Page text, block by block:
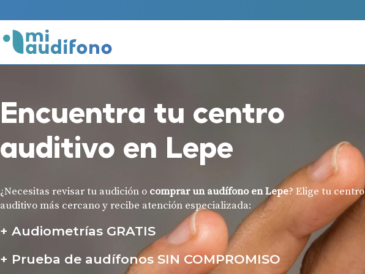
Encuentra tu centro
auditivo en Lepe
¿Necesitas revisar tu audición o comprar un audífono en Lepe? Elige tu centro
auditivo más cercano y recibe atención especializada:
Audiometrías GRATIS
Prueba de audífonos SIN COMPROMISO